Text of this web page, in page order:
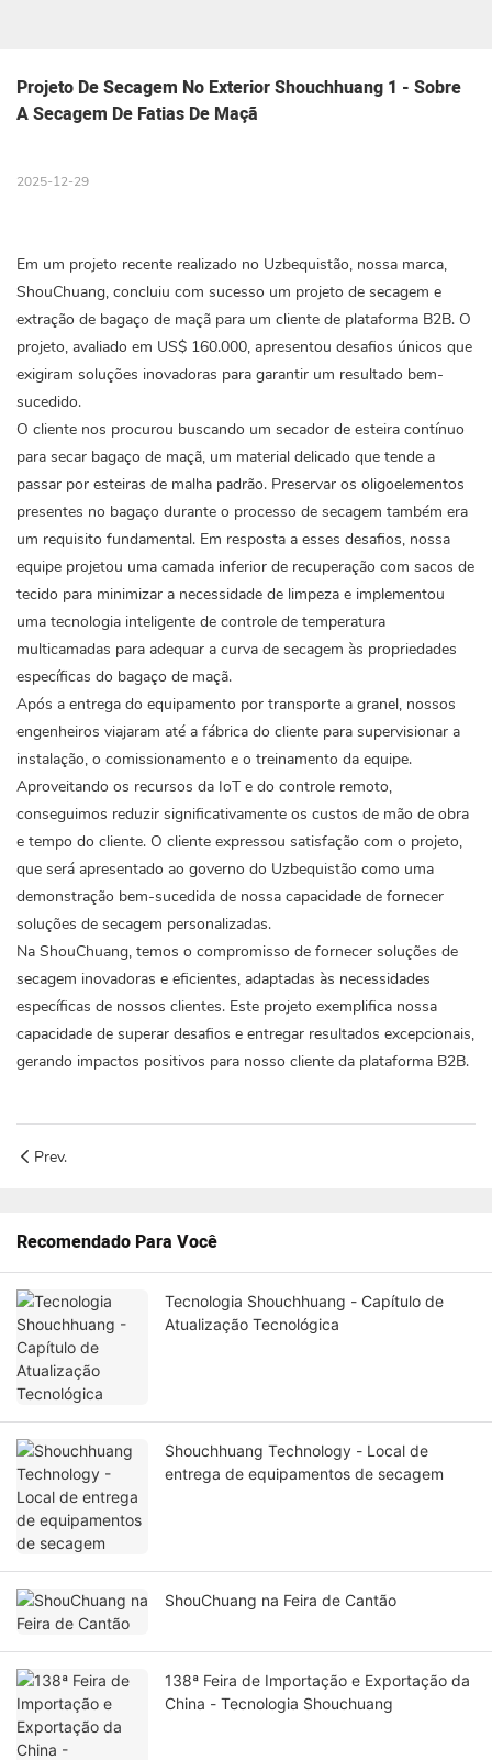
Projeto De Secagem No Exterior Shouchhuang 1 - Sobre
A Secagem De Fatias De Maçã
2025-12-29
Em um projeto recente realizado no Uzbequistão, nossa marca,
ShouChuang, concluiu com sucesso um projeto de secagem e
extração de bagaço de maçã para um cliente de plataforma B2B. O
projeto, avaliado em US$ 160.000, apresentou desafios únicos que
exigiram soluções inovadoras para garantir um resultado bem-
sucedido.
O cliente nos procurou buscando um secador de esteira contínuo
para secar bagaço de maçã, um material delicado que tende a
passar por esteiras de malha padrão. Preservar os oligoelementos
presentes no bagaço durante o processo de secagem também era
um requisito fundamental. Em resposta a esses desafios, nossa
equipe projetou uma camada inferior de recuperação com sacos de
tecido para minimizar a necessidade de limpeza e implementou
uma tecnologia inteligente de controle de temperatura
multicamadas para adequar a curva de secagem às propriedades
específicas do bagaço de maçã.
Após a entrega do equipamento por transporte a granel, nossos
engenheiros viajaram até a fábrica do cliente para supervisionar a
instalação, o comissionamento e o treinamento da equipe.
Aproveitando os recursos da IoT e do controle remoto,
conseguimos reduzir significativamente os custos de mão de obra
e tempo do cliente. O cliente expressou satisfação com o projeto,
que será apresentado ao governo do Uzbequistão como uma
demonstração bem-sucedida de nossa capacidade de fornecer
soluções de secagem personalizadas.
Na ShouChuang, temos o compromisso de fornecer soluções de
secagem inovadoras e eficientes, adaptadas às necessidades
específicas de nossos clientes. Este projeto exemplifica nossa
capacidade de superar desafios e entregar resultados excepcionais,
gerando impactos positivos para nosso cliente da plataforma B2B.
Prev.
Recomendado Para Você
Tecnologia Shouchhuang - Capítulo de
Atualização Tecnológica
Shouchhuang Technology - Local de
entrega de equipamentos de secagem
ShouChuang na Feira de Cantão
138ª Feira de Importação e Exportação da
China - Tecnologia Shouchuang